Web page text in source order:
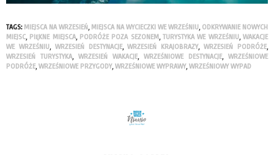
TAGS: MIEJSCA NA WRZESIEŃ, MIEJSCA NA WYCIECZKI WE WRZEŚNIU, ODKRYWANIE NOWYCH
MIEJSC, PIĘKNE MIEJSCA, PODRÓŻE POZA SEZONEM,TURYSTYKA WE WRZEŚNIU,WAKACJE
WE WRZEŚNIU, WRZESIEŃ DESTYNACJE,WRZESIEŃ KRAJOBRAZY,WRZESIEŃ PODRÓŻE,
WRZESIEŃ TURYSTYKA, WRZESIEŃ WAKACJE, WRZEŚNIOWE DESTYNACJE, WRZEŚNIOWE
PODRÓŻE,WRZEŚNIOWE PRZYGODY,WRZEŚNIOWE WYPRAWY,WRZEŚNIOWY WYPAD